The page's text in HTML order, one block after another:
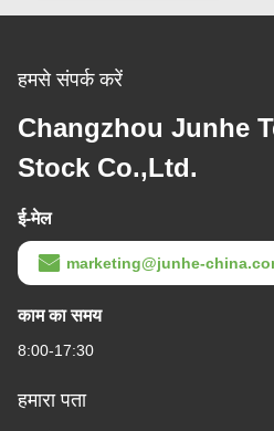
हमसे संपर्क करें
Changzhou Junhe
Stock Co.,Ltd.
ई-मेल
marketing@junhe-
काम का समय
8:00-17:30
हमारा पता